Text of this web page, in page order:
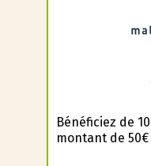
Bénéficiez de
montant de